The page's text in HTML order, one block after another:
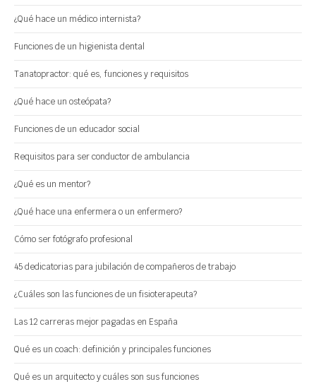
¿Qué hace un médico internista?
Funciones de un higienista dental
Tanatopractor: qué es, funciones y requisitos
¿Qué hace un osteópata?
Funciones de un educador social
Requisitos para ser conductor de ambulancia
¿Qué es un mentor?
¿Qué hace una enfermera o un enfermero?
Cómo ser fotógrafo profesional
45 dedicatorias para jubilación de compañeros de trabajo
¿Cuáles son las funciones de un fisioterapeuta?
Las 12 carreras mejor pagadas en España
Qué es un coach: definición y principales funciones
Qué es un arquitecto y cuáles son sus funciones